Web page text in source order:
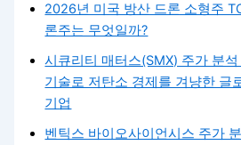
2026년 미국 방산 드론 소형주
론주는 무엇일까?
시큐리티 매터스(SMX) 주가 분석
기술로 저탄소 경제를 겨냥한 글
기업
벤틱스 바이오사이언시스 주가